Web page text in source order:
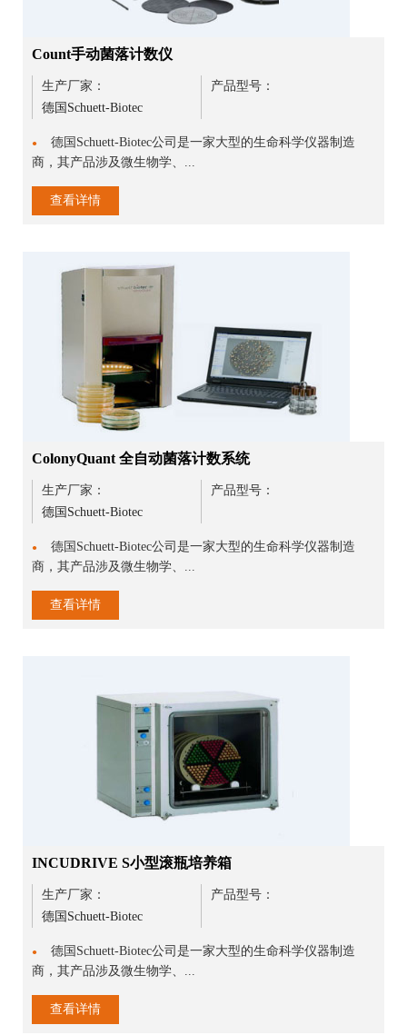
Count手动菌落计数仪
生产厂家：
德国Schuett-Biotec
产品型号：
●
德国Schuett-Biotec公司是一家大型的生命科学仪器制造
商，其产品涉及微生物学、...
查看详情
ColonyQuant 全自动菌落计数系统
生产厂家：
德国Schuett-Biotec
产品型号：
●
德国Schuett-Biotec公司是一家大型的生命科学仪器制造
商，其产品涉及微生物学、...
查看详情
INCUDRIVE S小型滚瓶培养箱
生产厂家：
德国Schuett-Biotec
产品型号：
●
德国Schuett-Biotec公司是一家大型的生命科学仪器制造
商，其产品涉及微生物学、...
查看详情